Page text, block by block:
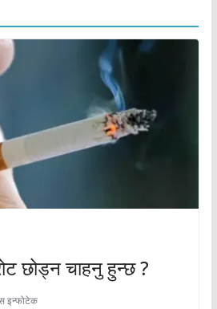
छोड्न चाहनु हुन्छ ?
इन्फोटेक